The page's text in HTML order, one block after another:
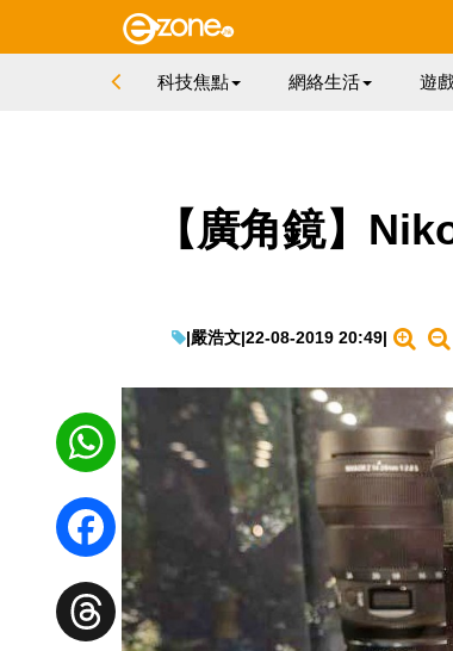
科技焦點 網絡生活 遊
【廣角鏡】
|嚴浩文|22-08-2019 20:49|
WhatsApp
Facebook